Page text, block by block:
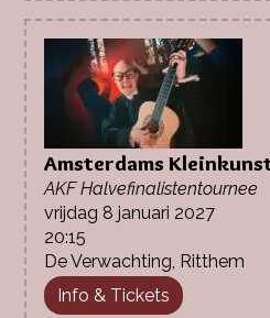
Amsterdams
AKF Halvefinalistentournee
vrijdag 8 januari 2027
20:15
De Verwachting, Ritthem
Info & Tickets